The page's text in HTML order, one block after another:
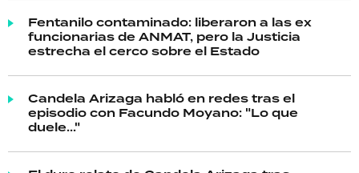
Fentanilo contaminado: liberaron a las ex
funcionarias de ANMAT, pero la Justicia
estrecha el cerco sobre el Estado
Candela Arizaga habló en redes tras el
episodio con Facundo Moyano: "Lo que
duele..."